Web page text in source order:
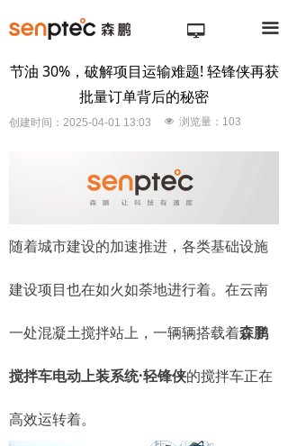
넡 끀
节油 30%，破解项目运输难题! 轻锋侠再获
批量订单背后的秘密
创建时间： 2025-04-01 13:03 넶 浏览量： 103
随着城市建设的加速推进，各类基础设施
建设项目也在如火如荼地进行着。在云南
一处混凝土搅拌站上，一辆辆搭载着森鹏
搅拌车电动上装系统·轻锋侠的搅拌车正在
高效运转着。